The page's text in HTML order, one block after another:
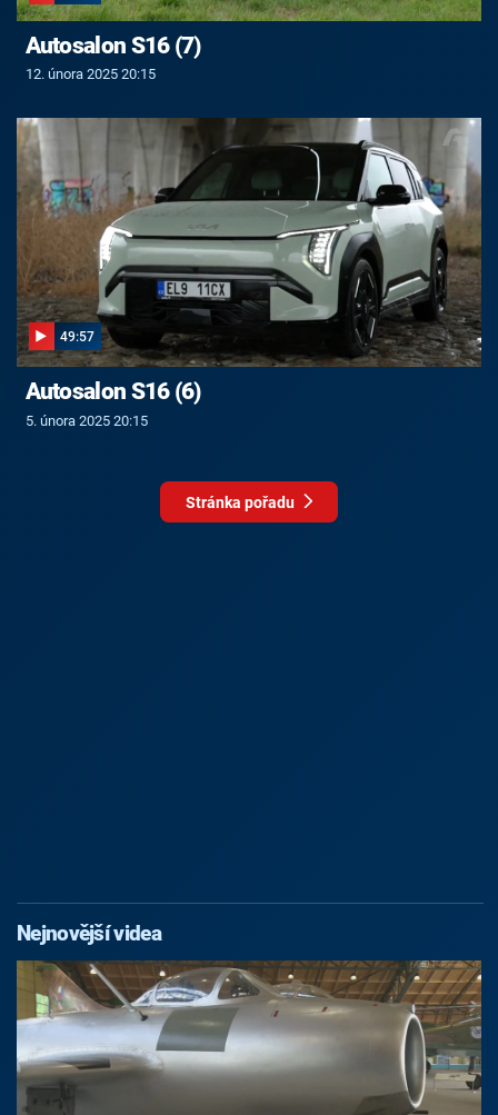
Autosalon S16 (7)
12. února 2025 20:15
49:57
Autosalon S16 (6)
5. února 2025 20:15
Stránka pořadu
Nejnovější videa